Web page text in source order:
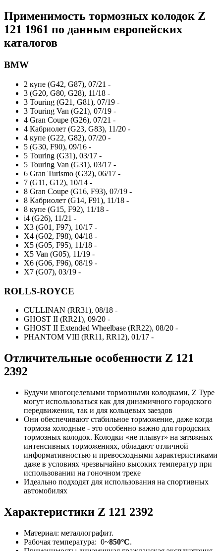
Применимость тормозных колодок Z
121 1961 по данным европейских
каталогов
BMW
2 купе (G42, G87), 07/21 -
3 (G20, G80, G28), 11/18 -
3 Touring (G21, G81), 07/19 -
3 Touring Van (G21), 07/19 -
4 Gran Coupe (G26), 07/21 -
4 Кабриолет (G23, G83), 11/20 -
4 купе (G22, G82), 07/20 -
5 (G30, F90), 09/16 -
5 Touring (G31), 03/17 -
5 Touring Van (G31), 03/17 -
6 Gran Turismo (G32), 06/17 -
7 (G11, G12), 10/14 -
8 Gran Coupe (G16, F93), 07/19 -
8 Кабриолет (G14, F91), 11/18 -
8 купе (G15, F92), 11/18 -
i4 (G26), 11/21 -
X3 (G01, F97), 10/17 -
X4 (G02, F98), 04/18 -
X5 (G05, F95), 11/18 -
X5 Van (G05), 11/19 -
X6 (G06, F96), 08/19 -
X7 (G07), 03/19 -
ROLLS-ROYCE
CULLINAN (RR31), 08/18 -
GHOST II (RR21), 09/20 -
GHOST II Extended Wheelbase (RR22), 08/20 -
PHANTOM VIII (RR11, RR12), 01/17 -
Отличительные особенности Z 121
2392
Будучи многоцелевыми тормозными колодками, Z Type
могут использоваться как для динамичного городского
передвижения, так и для кольцевых заездов
Они обеспечивают стабильное торможение, даже когда
тормоза холодные - это особенно важно для городских
тормозных колодок. Колодки «не плывут» на затяжных
интенсивных торможениях, обладают отличной
информативностью и превосходными характеристиками
даже в условиях чрезвычайно высоких температур при
использовании на гоночном треке
Идеально подходят для использования на спортивных
автомобилях
Характеристики Z 121 2392
Материал: металлографит.
Рабочая температура: 0~850°C.